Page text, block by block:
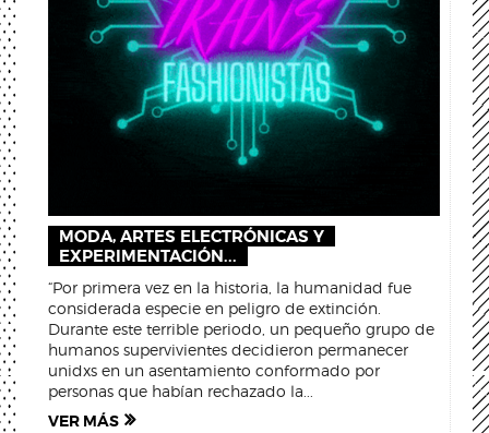
MODA, ARTES ELECTRÓNICAS Y
EXPERIMENTACIÓN...
“Por primera vez en la historia, la humanidad fue
considerada especie en peligro de extinción.
Durante este terrible periodo, un pequeño grupo de
humanos supervivientes decidieron permanecer
unidxs en un asentamiento conformado por
personas que habían rechazado la...
VER MÁS